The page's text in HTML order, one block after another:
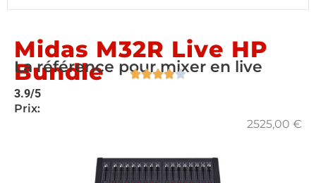
Midas M32R Live HP
Bundle
La référence pour mixer en live
3.9/5
Prix:
2525,00 €